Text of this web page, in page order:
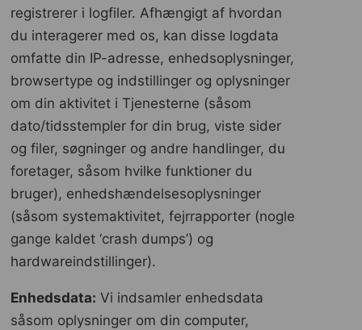
registrerer i logfiler. Afhængigt af hvordan
du interagerer med os, kan disse logdata
omfatte din IP-adresse, enhedsoplysninger,
browsertype og indstillinger og oplysninger
om din aktivitet i Tjenesterne (såsom
dato/tidsstempler for din brug, viste sider
og filer, søgninger og andre handlinger, du
foretager, såsom hvilke funktioner du
bruger), enhedshændelsesoplysninger
(såsom systemaktivitet, fejrrapporter (nogle
gange kaldet ‘crash dumps’) og
hardwareindstillinger).
Enhedsdata: Vi indsamler enhedsdata
såsom oplysninger om din computer,